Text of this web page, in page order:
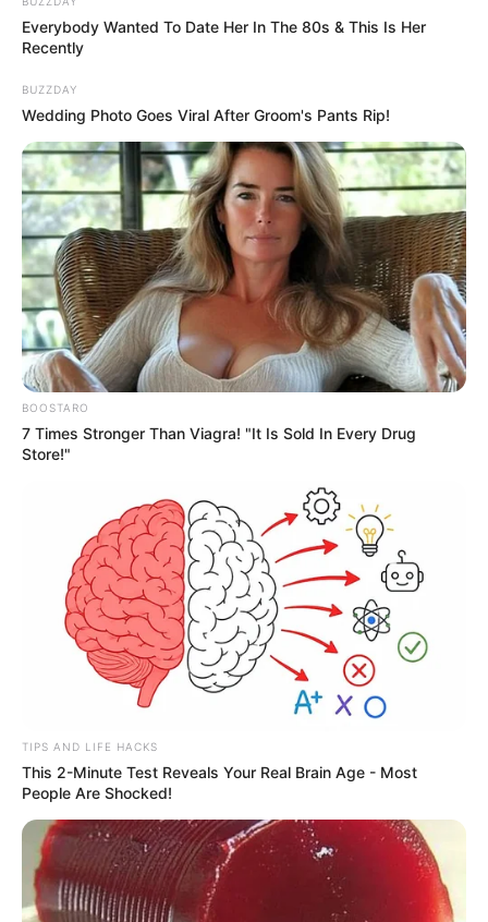
--ad5
🔶Assista agora, em tempo real, BREVEMENTE. Basta clicar na
janela do Youtube abaixo:
Nenhuma conquista dosAgentes Comunitários de Saúde e
Agentes de Combate às Endemias
foi fácil. Agora, diante da
posição do Governo Federal sobre a
Aposentadoria Especial
prevista no PLP 185, a união da categoria torna-se ainda mais
Everybody Wanted To Date Her In The 80s & This Is Her
Recently
BUZZDAY
Wedding Photo Goes Viral After Groom's Pants Rip!
BOOSTARO
7 Times Stronger Than Viagra! "It Is Sold In Every Drug
Store!"
TIPS AND LIFE HACKS
This 2-Minute Test Reveals Your Real Brain Age - Most
People Are Shocked!